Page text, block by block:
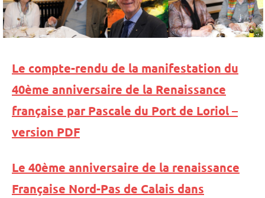
Le compte-rendu de la manifestation du
40ème anniversaire de la Renaissance
française par Pascale du Port de Loriol–
version PDF
Le 40ème anniversaire de la renaissance
Française Nord-Pas de Calais dans